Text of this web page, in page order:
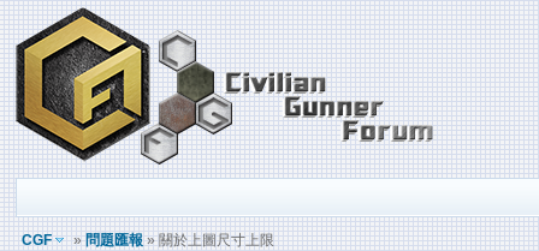
CGF »問題匯報» 關於上圖尺寸上限